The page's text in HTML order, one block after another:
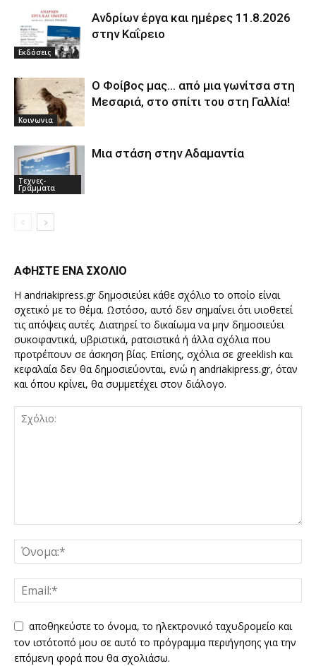
Εκδόσεις
Ανδρίων έργα και ημέρες 11.8.2026
στην Καΐρειο
Κοινωνια
Ο Φοίβος μας… από μια γωνίτσα στη
Μεσαριά, στο σπίτι του στη Γαλλία!
Τεχνες-
Γραμματα
Μια στάση στην Αδαμαντία
ΑΦΗΣΤΕ ΕΝΑ ΣΧΟΛΙΟ
Η andriakipress.gr δημοσιεύει κάθε σχόλιο το οποίο είναι
σχετικό με το θέμα. Ωστόσο, αυτό δεν σημαίνει ότι υιοθετεί
τις απόψεις αυτές. Διατηρεί το δικαίωμα να μην δημοσιεύει
συκοφαντικά, υβριστικά, ρατσιστικά ή άλλα σχόλια που
προτρέπουν σε άσκηση βίας. Επίσης, σχόλια σε greeklish και
κεφαλαία δεν θα δημοσιεύονται, ενώ η andriakipress.gr, όταν
και όπου κρίνει, θα συμμετέχει στον διάλογο.
αποθηκεύστε το όνομα, το ηλεκτρονικό ταχυδρομείο και
τον ιστότοπό μου σε αυτό το πρόγραμμα περιήγησης για την
επόμενη φορά που θα σχολιάσω.